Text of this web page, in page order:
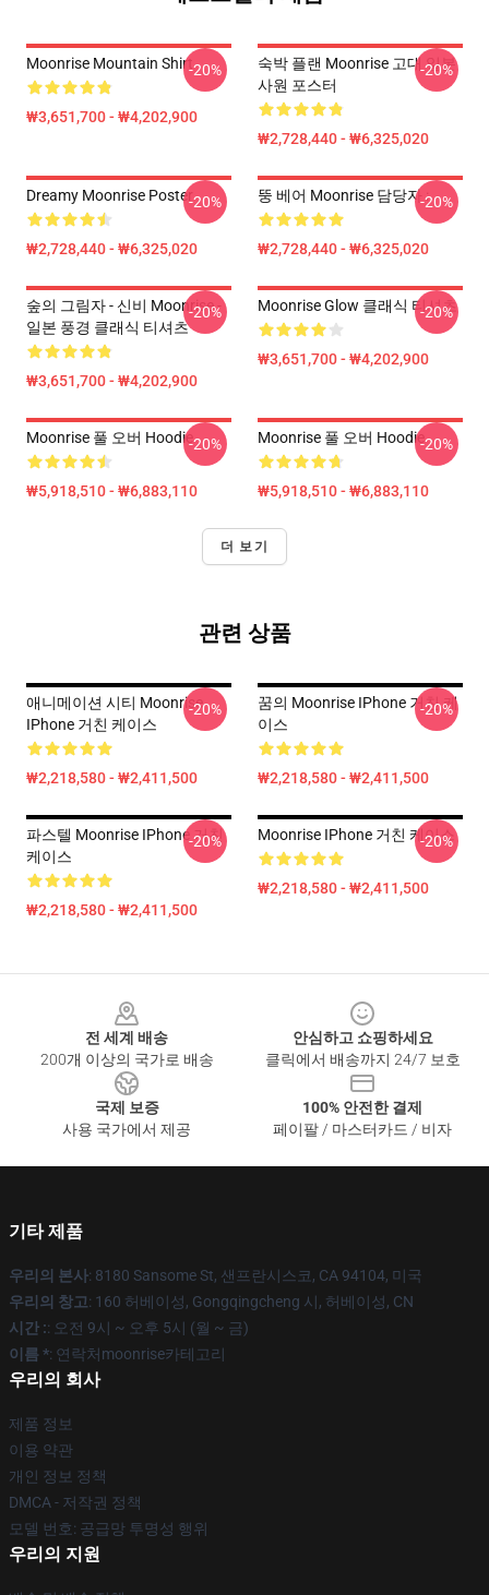
Moonrise Mountain Shirt
₩3,651,700 - ₩4,202,900
-20%
숙박 플랜 Moonrise 고대 일본
사원 포스터
₩2,728,440 - ₩6,325,020
-20%
Dreamy Moonrise Poster
₩2,728,440 - ₩6,325,020
-20% 뚱 베어 Moonrise 담당자 :
₩2,728,440 - ₩6,325,020
-20%
숲의 그림자 - 신비 Moonrise -
일본 풍경 클래식 티셔츠
₩3,651,700 - ₩4,202,900
-20% Moonrise Glow 클래식 티셔츠
₩3,651,700 - ₩4,202,900
-20%
Moonrise 풀 오버 Hoodie
₩5,918,510 - ₩6,883,110
-20% Moonrise 풀 오버 Hoodie
₩5,918,510 - ₩6,883,110
-20%
더 보기
관련 상품
애니메이션 시티 Moonrise
IPhone 거친 케이스
₩2,218,580 - ₩2,411,500
-20%
꿈의 Moonrise IPhone 거친 케
이스
₩2,218,580 - ₩2,411,500
-20%
파스텔 Moonrise IPhone 거친
케이스
₩2,218,580 - ₩2,411,500
-20% Moonrise IPhone 거친 케이스
₩2,218,580 - ₩2,411,500
-20%
전 세계 배송
200개 이상의 국가로 배송
안심하고 쇼핑하세요
클릭에서 배송까지 24/7 보호
국제 보증
사용 국가에서 제공
100% 안전한 결제
페이팔 / 마스터카드 / 비자
기타 제품
우리의 본사: 8180 Sansome St, 샌프란시스코, CA 94104, 미국
우리의 창고: 160 허베이성, Gongqingcheng 시, 허베이성, CN
시간 :: 오전 9시 ~ 오후 5시 (월 ~ 금)
이름 *: 연락처moonrise카테고리
우리의 회사
제품 정보
이용 약관
개인 정보 정책
DMCA - 저작권 정책
모델 번호: 공급망 투명성 행위
우리의 지원